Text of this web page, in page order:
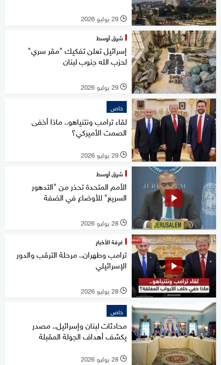
l 29 يوليو 2026
شرق أوسط
إسرائيل تعلن تفكيك "مقر سري"
لحزب الله جنوب لبنان
l 29 يوليو 2026
خاص
لقاء ترامب ونتنياهو.. ماذا أخفى
الصمت الأميركي؟
l 29 يوليو 2026
شرق أوسط
الأمم المتحدة تحذر من "التدهور
السريع" للأوضاع في الضفة
l 28 يوليو 2026
غرفة الأخبار
ترامب وطهران.. مرحلة الترقب والدور
الإسرائيلي
l 28 يوليو 2026
خاص
محادثات لبنان وإسرائيل.. مصدر
يكشف أهداف الجولة المقبلة
l 28 يوليو 2026